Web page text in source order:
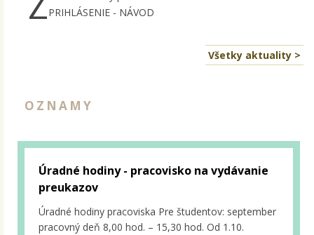
PRIHLÁSENIE - NÁVOD
Všetky aktuality >
OZNAMY
Úradné hodiny - pracovisko na vydávanie
preukazov
Úradné hodiny pracoviska Pre študentov: september
pracovný deň 8,00 hod. – 15,30 hod. Od 1.10.